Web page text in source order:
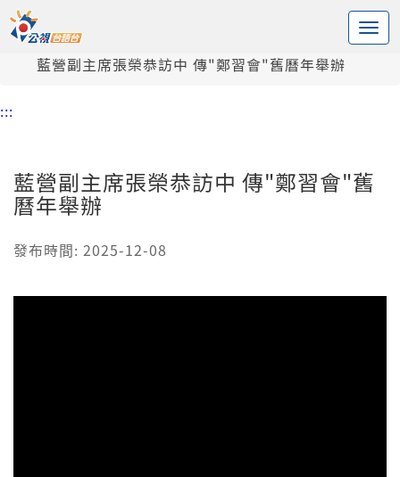
中央內容區塊
頭頁
藍營副主席張榮恭訪中 傳"鄭習會"舊曆年舉辦
:::
藍營副主席張榮恭訪中 傳"鄭習會"舊
曆年舉辦
發布時間: 2025-12-08